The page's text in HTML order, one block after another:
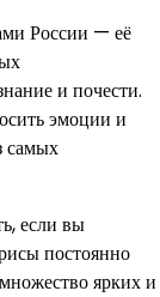
России — её
и почести.
эмоции и
самых
если вы
постоянно
ярких и